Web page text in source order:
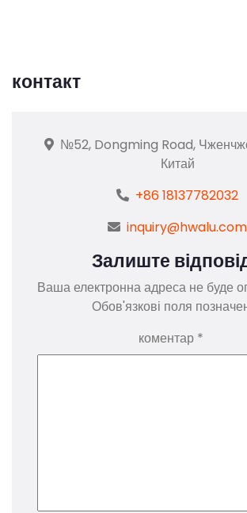
контакт
№52, Dongming Road,
Китай
+86 18137782032
inquiry@hwalu.com
Залиште
Ваша електронна адреса не буде
Обов'язкові поля
коментар *